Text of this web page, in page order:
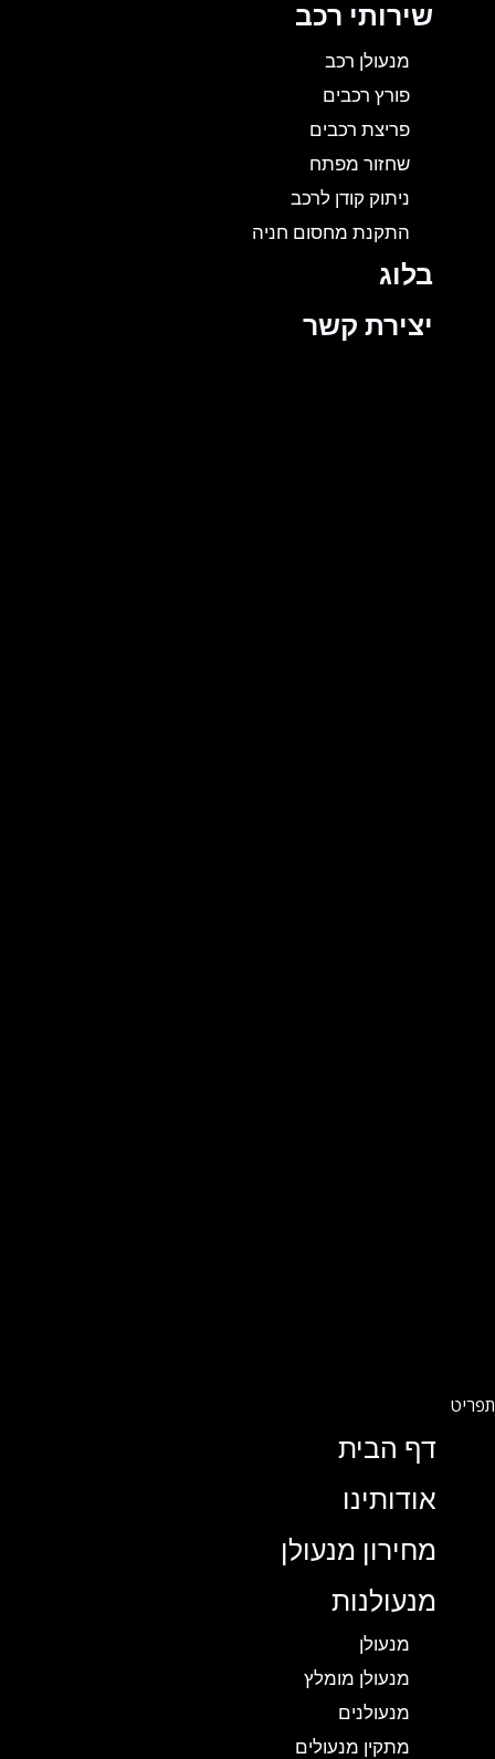
שירותי רכב
מנעולן רכב
פורץ רכבים
פריצת רכבים
שחזור מפתח
ניתוק קודן לרכב
התקנת מחסום חניה
בלוג
יצירת קשר
דף הבית
אודותינו
מחירון מנעולן
מנעולנות
מנעולן
מנעולן מומלץ
מנעולנים
מתקין מנעולים